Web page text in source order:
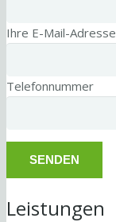
Ihre E-Mail-Adresse
Telefonnummer
Leistungen